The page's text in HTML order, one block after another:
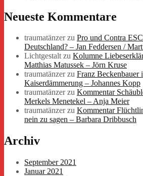
Neueste Kommentare
traumatänzerzu Pro und Contra
Deutschland? – Jan Feddersen /
Lichtgestaltzu Kolumne
Matthias Matussek – Jörn Kruse
traumatänzerzu Franz
Kaiserdämmerung – Johannes Kopp
traumatänzerzu Kommentar
Merkels Menetekel – Anja Meier
traumatänzerzu Kommentar
nein zu sagen – Barbara Dribbusch
Archiv
September 2021
Januar 2021